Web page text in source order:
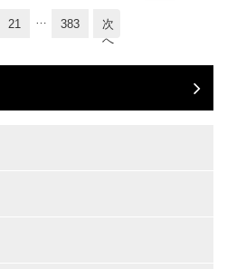
21 … 383
次
へ